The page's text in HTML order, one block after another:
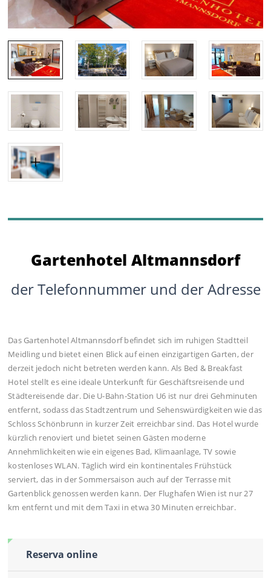
Gartenhotel Altmannsdorf
der Telefonnummer und der Adresse
Das Gartenhotel Altmannsdorf befindet sich im ruhigen Stadtteil
Meidling und bietet einen Blick auf einen einzigartigen Garten, der
derzeit jedoch nicht betreten werden kann. Als Bed & Breakfast
Hotel stellt es eine ideale Unterkunft für Geschäftsreisende und
Städtereisende dar. Die U-Bahn-Station U6 ist nur drei Gehminuten
entfernt, sodass das Stadtzentrum und Sehenswürdigkeiten wie das
Schloss Schönbrunn in kurzer Zeit erreichbar sind. Das Hotel wurde
kürzlich renoviert und bietet seinen Gästen moderne
Annehmlichkeiten wie ein eigenes Bad, Klimaanlage, TV sowie
kostenloses WLAN. Täglich wird ein kontinentales Frühstück
serviert, das in der Sommersaison auch auf der Terrasse mit
Gartenblick genossen werden kann. Der Flughafen Wien ist nur 27
km entfernt und mit dem Taxi in etwa 30 Minuten erreichbar.
Reserva online